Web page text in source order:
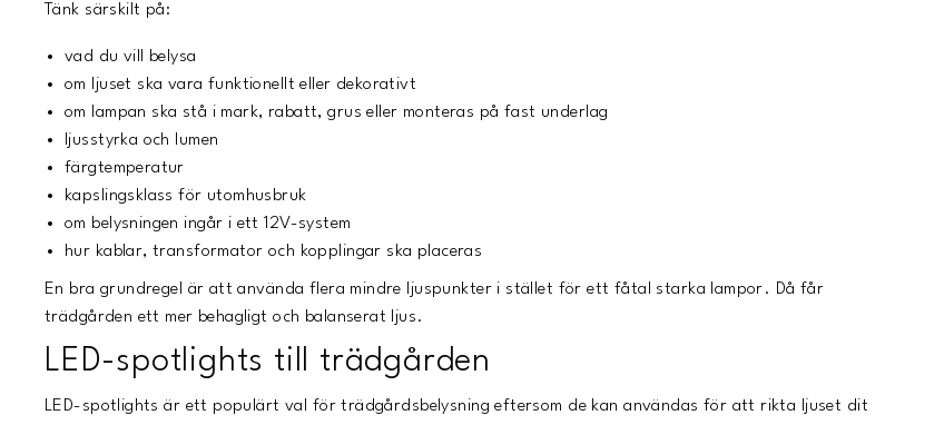
Tänk särskilt på:
vad du vill belysa
om ljuset ska vara funktionellt eller dekorativt
om lampan ska stå i mark, rabatt, grus eller monteras på fast underlag
ljusstyrka och lumen
färgtemperatur
kapslingsklass för utomhusbruk
om belysningen ingår i ett 12V-system
hur kablar, transformator och kopplingar ska placeras
En bra grundregel är att använda flera mindre ljuspunkter i stället för ett fåtal starka lampor. Då får
trädgården ett mer behagligt och balanserat ljus.
LED-spotlights till trädgården
LED-spotlights är ett populärt val för trädgårdsbelysning eftersom de kan användas för att rikta ljuset dit